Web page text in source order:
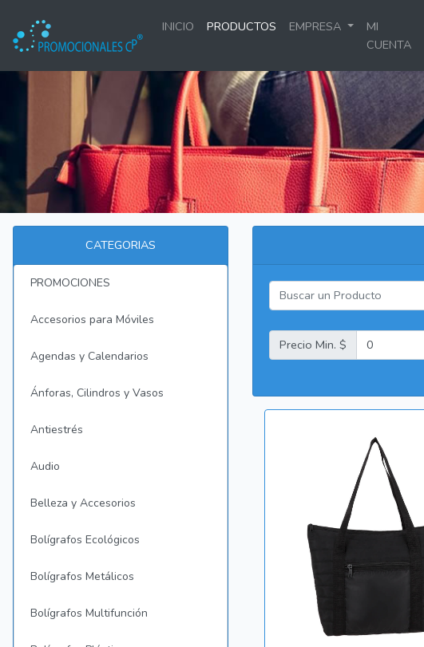
INICIO PRODUCTOS EMPRESA
MI
CUENTA
CATEGORIAS
PROMOCIONES
Accesorios para Móviles
Agendas y Calendarios
Ánforas, Cilindros y Vasos
Antiestrés
Audio
Belleza y Accesorios
Bolígrafos Ecológicos
Bolígrafos Metálicos
Bolígrafos Multifunción
Precio Min. $